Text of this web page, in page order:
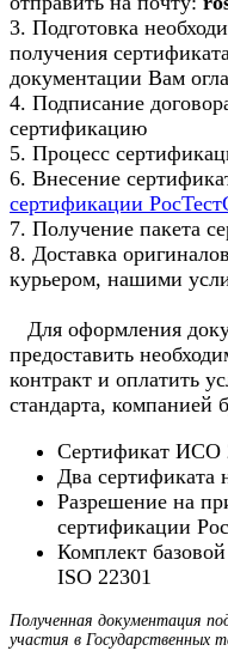
3. Подготовка
получения
документации Вам
4. Подписание
сертификацию
5. Процесс
6. Внесение
сертификации
7. Получение пакета
8. Доставка
курьером, нашими
Для оформления
предоставить
контракт и оплатить
стандарта, компанией
Сертификат ИСО
Два сертификата
Разрешение на
сертификации
Комплект
ISO 22301
Полученная документация
участия в Государственных